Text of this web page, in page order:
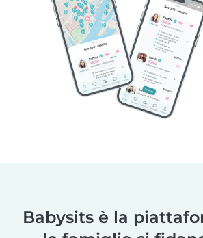
Babysits è la